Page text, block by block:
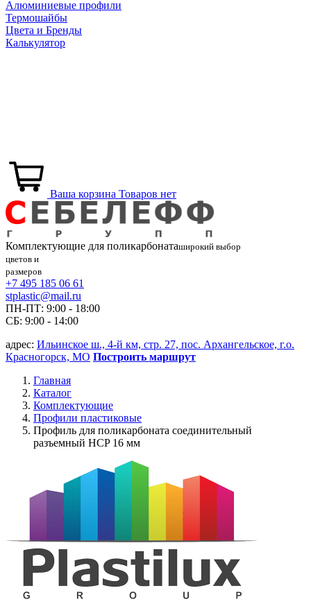
Алюминиевые профили
Термошайбы
Цвета и Бренды
Калькулятор
Ваша корзина Товаров нет
Комплектующие для поликарбонаташирокий выбор
цветов и
размеров
+7 495 185 06 61
stplastic@mail.ru
ПН-ПТ: 9:00 - 18:00
СБ: 9:00 - 14:00
адрес: Ильинское ш., 4-й км, стр. 27, пос. Архангельское, г.о.
Красногорск, МО Построить маршрут
Главная
Каталог
Комплектующие
Профили пластиковые
Профиль для поликарбоната соединительный
разъемный HCP 16 мм